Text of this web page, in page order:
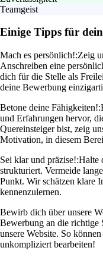
Teamgeist
Einige Tipps für
Mach es persönlich!:Zeig
Anschreiben eine
dich für die Stelle als
deine Bewerbung
Betone deine Fähigkeiten!:
und Erfahrungen hervor,
Quereinsteiger bist, zeig
Motivation, in diesem
Sei klar und präzise!:Halte
strukturiert. Vermeide
Punkt. Wir schätzen klare
kennenzulernen.
Bewirb dich über unsere
Bewerbung an die richtige
unsere Website. So
unkompliziert bearbeiten!